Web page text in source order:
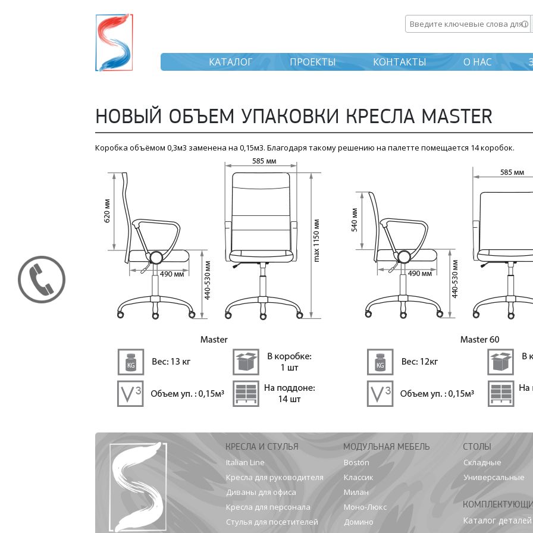
основному
содержанию
Введите ключевые слова
КАТАЛОГ ПРОЕКТЫ КОНТАКТЫ О НАС
НОВЫЙ ОБЪЕМ УПАКОВКИ КРЕСЛА MASTER
Коробка объёмом 0,3м3 заменена на 0,15м3. Благодаря такому решению на палетте помещается 14 коробок.
КРЕСЛА И СТУЛЬЯ
Italian Line
Кресла для руководителя
Диваны для офиса
Кресла для персонала
Стулья для посетителей
МОДУЛЬНАЯ МЕБЕЛЬ
Boston
Классик
Милан
Моно-Люкс
Домино
СТОЛЫ
Складные
Универсальные
Каталог деталей